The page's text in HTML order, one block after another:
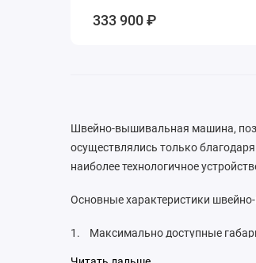
333 900 ₽
Швейно-вышивальная машина,
осуществлялись только
наиболее технологичное
Основные характеристики
1. Максимально доступные